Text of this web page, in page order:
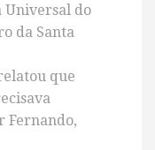
Universal do
da Santa
que
Fernando,